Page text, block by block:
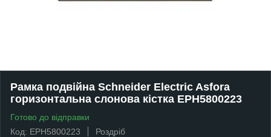
Рамка подвійна Schneider Electric Asfora
горизонтальна слонова кістка EPH5800223
Готово до відправки
Код: EPH5800223
Роздріб